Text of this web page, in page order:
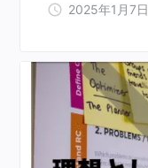
2025年1月7日